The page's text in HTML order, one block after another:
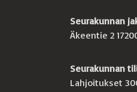
Seurakunnan
Äkeentie 2
Seurakunnan
Lahjoitukset